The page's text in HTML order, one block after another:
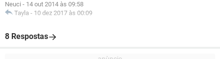
Neuci - 14 out 2014 às 09:58
Tayla - 10 dez 2017 às 00:09
8 Respostas